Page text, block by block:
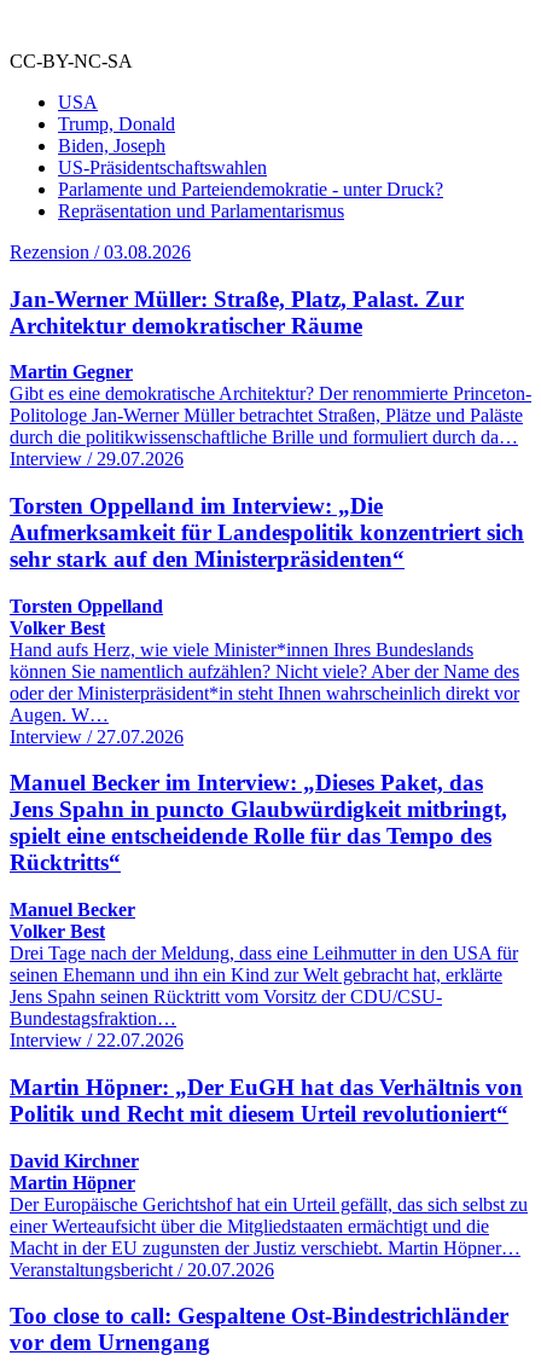
CC-BY-NC-SA
USA
Trump, Donald
Biden, Joseph
US-Präsidentschaftswahlen
Parlamente und Parteiendemokratie - unter Druck?
Repräsentation und Parlamentarismus
Rezension / 03.08.2026
Jan-Werner Müller: Straße, Platz, Palast. Zur
Architektur demokratischer Räume
Martin Gegner
Gibt es eine demokratische Architektur? Der renommierte Princeton-
Politologe Jan-Werner Müller betrachtet Straßen, Plätze und Paläste
durch die politikwissenschaftliche Brille und formuliert durch da…
Interview / 29.07.2026
Torsten Oppelland im Interview: „Die
Aufmerksamkeit für Landespolitik konzentriert sich
sehr stark auf den Ministerpräsidenten“
Torsten Oppelland
Volker Best
Hand aufs Herz, wie viele Minister*innen Ihres Bundeslands
können Sie namentlich aufzählen? Nicht viele? Aber der Name des
oder der Ministerpräsident*in steht Ihnen wahrscheinlich direkt vor
Augen. W…
Interview / 27.07.2026
Manuel Becker im Interview: „Dieses Paket, das
Jens Spahn in puncto Glaubwürdigkeit mitbringt,
spielt eine entscheidende Rolle für das Tempo des
Rücktritts“
Manuel Becker
Volker Best
Drei Tage nach der Meldung, dass eine Leihmutter in den USA für
seinen Ehemann und ihn ein Kind zur Welt gebracht hat, erklärte
Jens Spahn seinen Rücktritt vom Vorsitz der CDU/CSU-
Bundestagsfraktion…
Interview / 22.07.2026
Martin Höpner: „Der EuGH hat das Verhältnis von
Politik und Recht mit diesem Urteil revolutioniert“
David Kirchner
Martin Höpner
Der Europäische Gerichtshof hat ein Urteil gefällt, das sich selbst zu
einer Werteaufsicht über die Mitgliedstaaten ermächtigt und die
Macht in der EU zugunsten der Justiz verschiebt. Martin Höpner…
Veranstaltungsbericht / 20.07.2026
Too close to call: Gespaltene Ost-Bindestrichländer
vor dem Urnengang